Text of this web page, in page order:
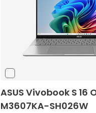
ASUS Vivobook S 16
M3607KA-SH026W